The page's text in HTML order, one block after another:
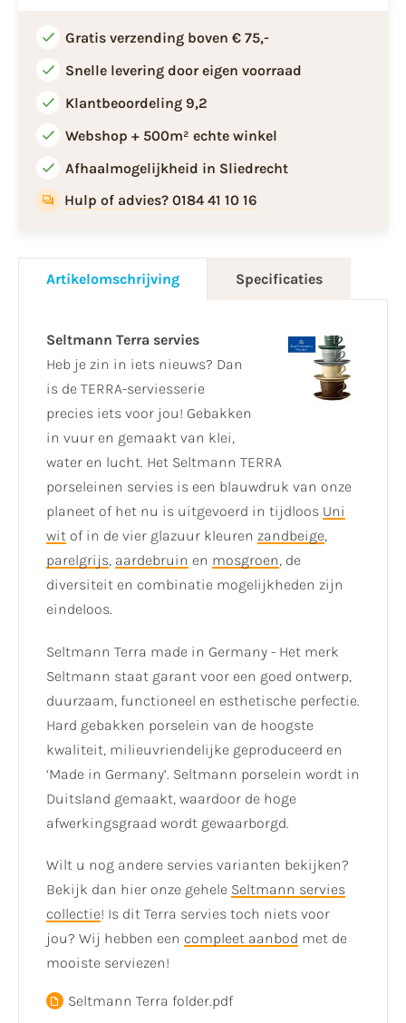
Gratis verzending boven € 75,-
Snelle levering door eigen voorraad
Klantbeoordeling 9,2
Webshop + 500m² echte winkel
Afhaalmogelijkheid in Sliedrecht
Hulp of advies? 0184 41 10 16
Artikelomschrijving Specificaties
Seltmann Terra servies
Heb je zin in iets nieuws? Dan
is de TERRA-serviesserie
precies iets voor jou! Gebakken
in vuur en gemaakt van klei,
water en lucht. Het Seltmann TERRA
porseleinen servies is een blauwdruk van onze
planeet of het nu is uitgevoerd in tijdloos Uni
wit of in de vier glazuur kleuren zandbeige,
parelgrijs, aardebruin en mosgroen, de
diversiteit en combinatie mogelijkheden zijn
eindeloos.
Seltmann Terra made in Germany - Het merk
Seltmann staat garant voor een goed ontwerp,
duurzaam, functioneel en esthetische perfectie.
Hard gebakken porselein van de hoogste
kwaliteit, milieuvriendelijke geproduceerd en
‘Made in Germany’. Seltmann porselein wordt in
Duitsland gemaakt, waardoor de hoge
afwerkingsgraad wordt gewaarborgd.
Wilt u nog andere servies varianten bekijken?
Bekijk dan hier onze gehele Seltmann servies
collectie! Is dit Terra servies toch niets voor
jou? Wij hebben een compleet aanbod met de
mooiste serviezen!
Seltmann Terra folder.pdf